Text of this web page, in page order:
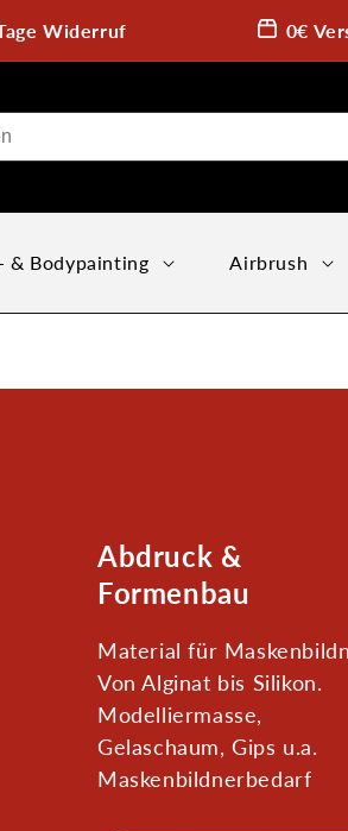
Widerruf 0€
& Bodypainting Airbrush
K
a
e
g
o
r
Abdruck &
Formenbau
Material für
Von Alginat bis Silikon.
Modelliermasse,
Gelaschaum, Gips u.a.
Maskenbildnerbedarf